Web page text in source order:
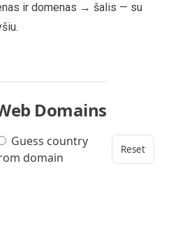
ir domenas → šalis — su
Domains
Guess country
domain
Reset